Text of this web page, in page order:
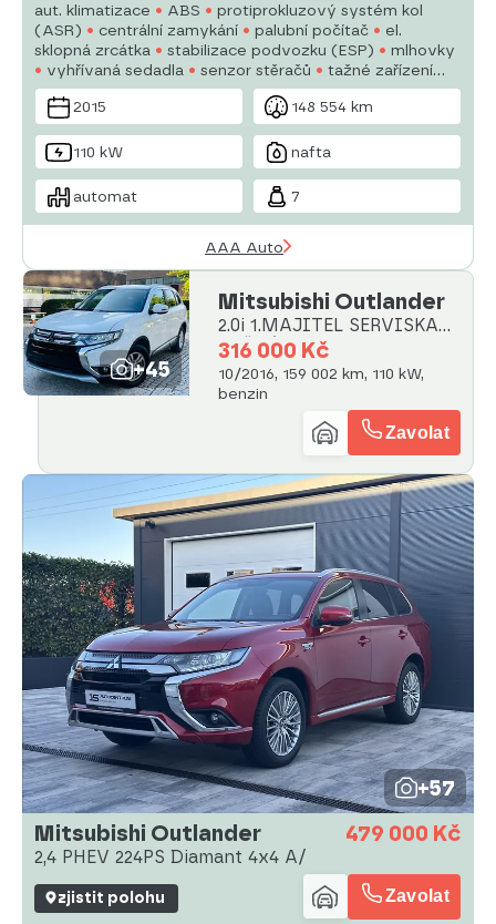
aut. klimatizace ABS
protiprokluzový systém kol
(ASR)
centrální zamykání palubní počítač
el.
sklopná zrcátka
stabilizace podvozku (ESP)
mlhovky
vyhřívaná sedadla
senzor stěračů
tažné zařízení
senzor tlaku v pneumatikách
xenonové světlomety
zámek řadící páky
parkovací asistent
2015 148 554 km
110 kW nafta
automat 7
AAA Auto
+45
Mitsubishi Outlander
2.0i 1.MAJITEL SERVISKA
TAŽNÉ
316 000 Kč
10/2016, 159 002 km, 110 kW,
benzin
Zavolat
+57
Mitsubishi Outlander
2,4 PHEV 224PS Diamant 4x4 A/
479 000 Kč
zjistit polohu Zavolat